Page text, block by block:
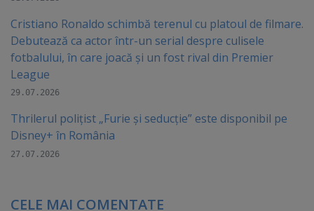
Cristiano Ronaldo schimbă terenul cu platoul de filmare.
Debutează ca actor într-un serial despre culisele
fotbalului, în care joacă şi un fost rival din Premier
League
29.07.2026
Thrilerul polițist „Furie și seducție” este disponibil pe
Disney+ în România
27.07.2026
CELE MAI COMENTATE